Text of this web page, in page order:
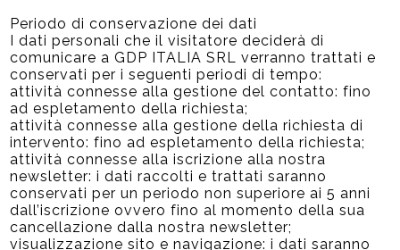
Periodo di conservazione dei dati
I dati personali che il visitatore deciderà di
comunicare a GDP ITALIA SRL verranno trattati e
conservati per i seguenti periodi di tempo:
attività connesse alla gestione del contatto: fino
ad espletamento della richiesta;
attività connesse alla gestione della richiesta di
intervento: fino ad espletamento della richiesta;
attività connesse alla iscrizione alla nostra
newsletter: i dati raccolti e trattati saranno
conservati per un periodo non superiore ai 5 anni
dall’iscrizione ovvero fino al momento della sua
cancellazione dalla nostra newsletter;
visualizzazione sito e navigazione: i dati saranno